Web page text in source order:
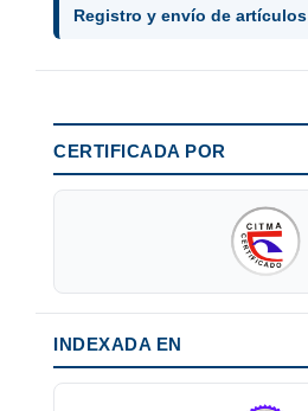
Registro y envío de artículos
CERTIFICADA POR
INDEXADA EN